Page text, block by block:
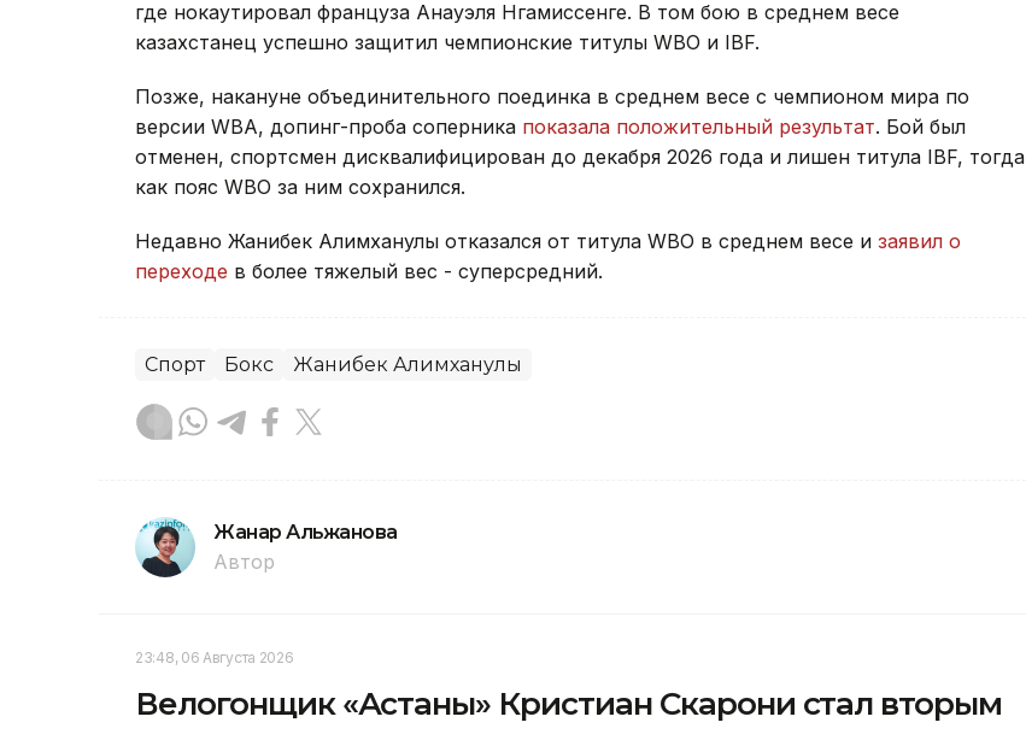
где нокаутировал француза Анауэля Нгамиссенге. В том бою в среднем весе
казахстанец успешно защитил чемпионские титулы WBO и IBF.
Позже, накануне объединительного поединка в среднем весе с чемпионом мира по
версии WBA, допинг-проба соперника показала положительный результат. Бой был
отменен, спортсмен дисквалифицирован до декабря 2026 года и лишен титула IBF, тогда
как пояс WBO за ним сохранился.
Недавно Жанибек Алимханулы отказался от титула WBO в среднем весе и заявил о
переходе в более тяжелый вес - суперсредний.
Спорт Бокс Жанибек Алимханулы
Жанар Альжанова
Автор
23:48, 06 Августа 2026
Велогонщик «Астаны» Кристиан Скарони стал вторым